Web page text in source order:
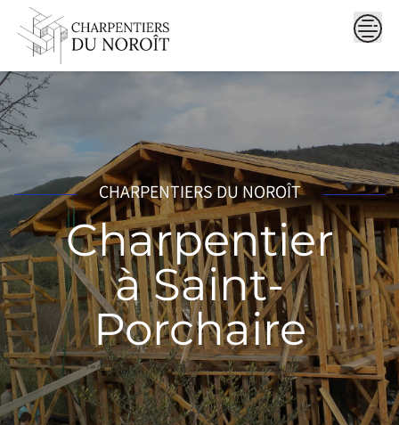
content
CHARPENTIERS DU NOROÎT
Charpentier
à Saint-
Porchaire